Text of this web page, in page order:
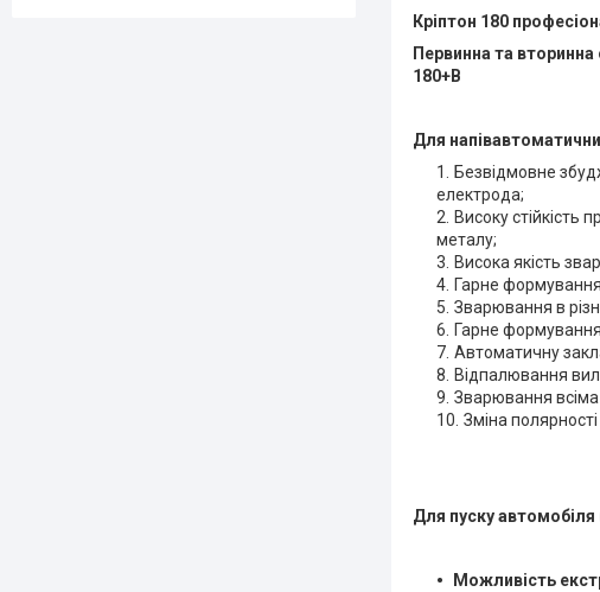
Кріптон 180
Первинна та вторинна
180+В
Для
Безвідмовне
електрода;
Високу стійкість
металу;
Висока якість
Гарне
Зварювання в
Гарне
Автоматичну
Відпалювання
Зварювання
Зміна
Для пуску
Можливість